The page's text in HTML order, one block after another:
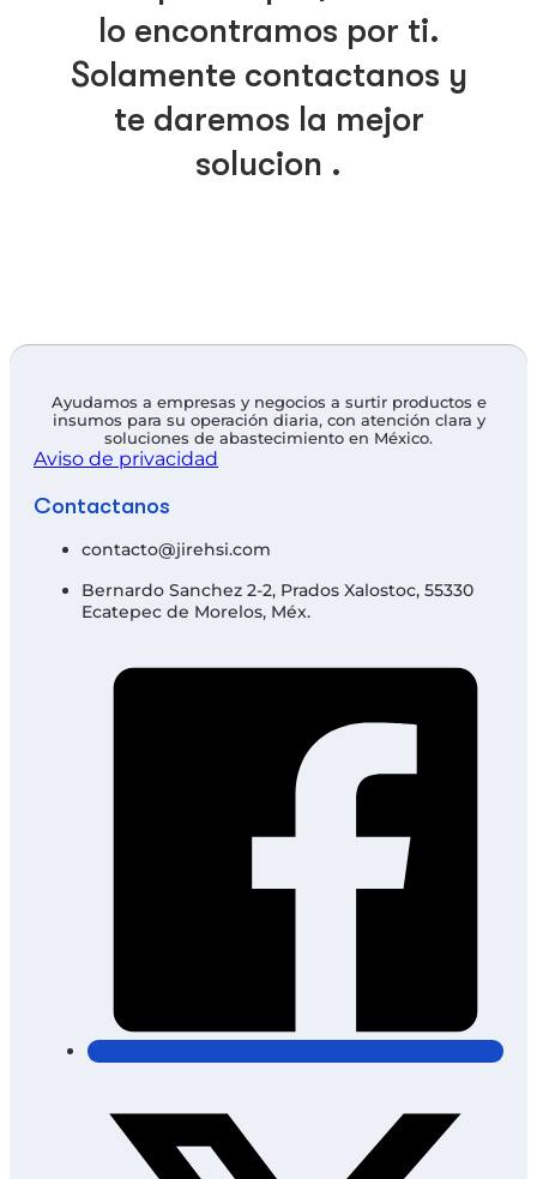
lo encontramos por ti.
Solamente contáctanos y
te daremos la mejor
solución .
Ayudamos a empresas y negocios a surtir productos e
insumos para su operación diaria, con atención clara y
soluciones de abastecimiento en México.
Aviso de privacidad
Contáctanos
contacto@jirehsi.com
Bernardo Sanchez 2-2, Prados Xalostoc, 55330
Ecatepec de Morelos, Méx.